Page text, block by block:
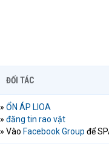
ĐỐI TÁC
» ỔN ÁP LIOA
» đăng tin rao vặt
» Vào Facebook Group để